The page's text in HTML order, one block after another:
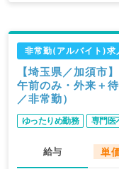
非常勤(アルバイト)求
【埼玉県／加須市
午前のみ・外来＋
／非常勤）
ゆったりめ勤務 専門医
給与 単